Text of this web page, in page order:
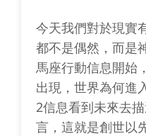
今天我們對於現實
都不是偶然，而是
馬座行動信息開始
出現，世界為何進
2信息看到未來去
言，這就是創世以